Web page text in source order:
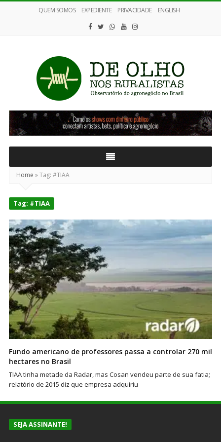
QUEM SOMOS EXPEDIENTE PRIVACIDADE ENGLISH
De
Olho
nos
Home »Tag: #TIAA
Tag: #TIAA
Fundo americano de professores passa a controlar 270 mil
hectares no Brasil
TIAA tinha metade da Radar, mas Cosan vendeu parte de sua fatia;
relatório de 2015 diz que empresa adquiriu
SEJA ASSINANTE!